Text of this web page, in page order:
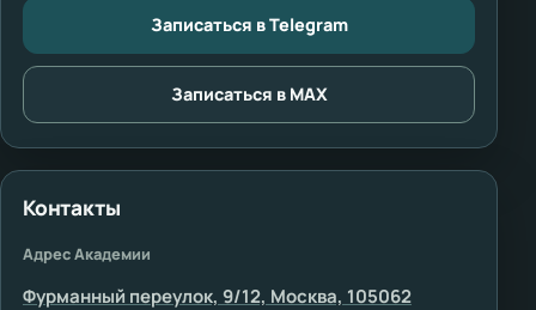
Записаться в Telegram
Записаться в MAX
Контакты
Адрес Академии
Фурманный переулок, 9/12, Москва, 105062